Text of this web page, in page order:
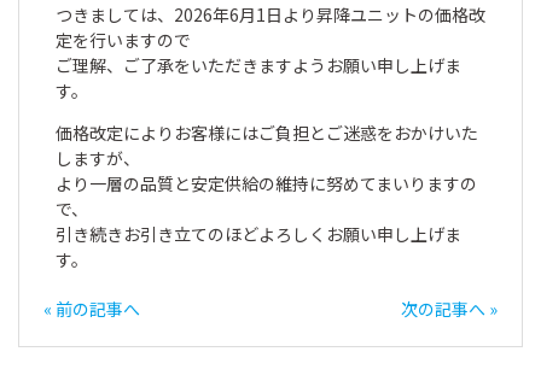
つきましては、2026年6月1日より昇降ユニットの価格改
定を行いますので
ご理解、ご了承をいただきますようお願い申し上げま
す。
価格改定によりお客様にはご負担とご迷惑をおかけいた
しますが、
より一層の品質と安定供給の維持に努めてまいりますの
で、
引き続きお引き立てのほどよろしくお願い申し上げま
す。
« 前の記事へ 次の記事へ »